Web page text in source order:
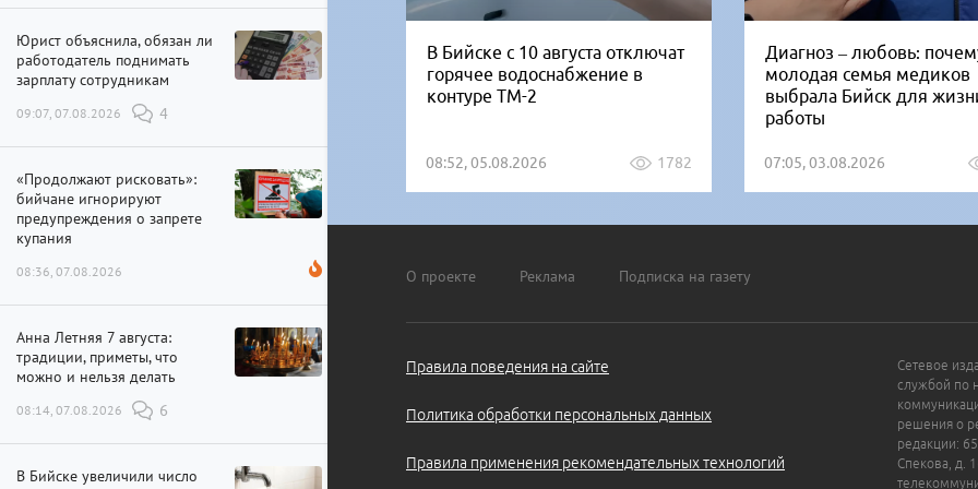
Юрист объяснила, обязан ли
работодатель поднимать
зарплату сотрудникам
09:07, 07.08.2026 4
«Продолжают рисковать»:
бийчане игнорируют
предупреждения о запрете
купания
08:36, 07.08.2026
Анна Летняя 7 августа:
традиции, приметы, что
можно и нельзя делать
08:14, 07.08.2026 6
В Бийске увеличили число
В Бийске с 10 августа отключат
горячее водоснабжение в
контуре ТМ-2
08:52, 05.08.2026 1782
Диагноз – любовь:
молодая семья медиков
выбрала Бийск для
работы
07:05, 03.08.2026
О проекте Реклама Подписка на газету
Правила поведения на сайте
Политика обработки персональных данных
Правила применения рекомендательных технологий
Сетевое
службой по
решения о
редакции:
Спекова, д.